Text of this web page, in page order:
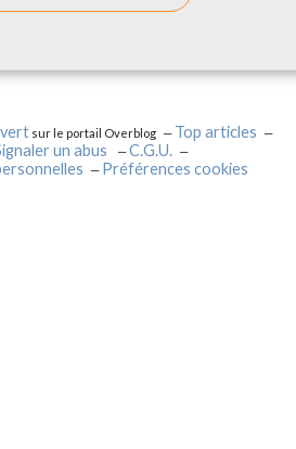
sur le portail Overblog
Top articles
un abus
C.G.U.
Préférences cookies